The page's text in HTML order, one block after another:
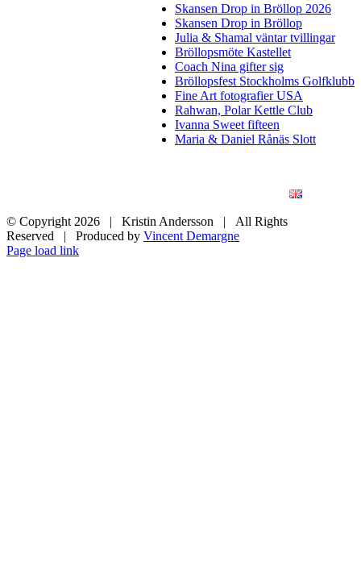
Skansen Drop in Bröllop 2026
Skansen Drop in Bröllop
Julia & Shamal väntar tvillingar
Bröllopsmöte Kastellet
Coach Nina gifter sig
Bröllopsfest Stockholms Golfklubb
Fine Art fotografier USA
Rahwan, Polar Kettle Club
Ivanna Sweet fifteen
Maria & Daniel Rånäs Slott
© Copyright 2026 | Kristin Andersson | All Rights
Reserved | Produced by Vincent Demargne
Instagram
Facebook
Page load link